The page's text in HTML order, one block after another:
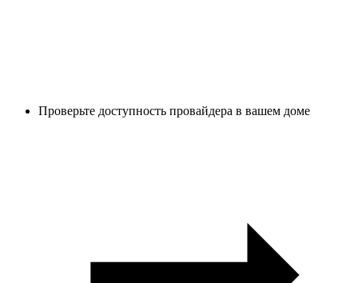
Проверьте доступность провайдера в вашем доме